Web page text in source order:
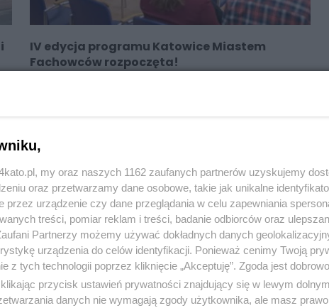
IV edycja programu Katowice Miastem
Fachowców rozpoczęta!
Procedury wciąż się przeciągają. Rozbudowa
szkoły stoi
my oraz naszych 1162 zaufanych partnerów uzyskujemy
oraz przetwarzamy dane osobowe, takie jak unikalne
przez urządzenie czy dane przeglądania w celu zapewniania
treści, pomiar reklam i treści, badanie odbiorców oraz
Partnerzy możemy używać dokładnych danych
urządzenia do celów identyfikacji. Ponieważ cenimy Twoją
z tych technologii poprzez kliknięcie „Akceptuję”. Zgoda jest
przycisk ustawień prywatności znajdujący się w lewym
danych nie wymagają zgody użytkownika, ale masz